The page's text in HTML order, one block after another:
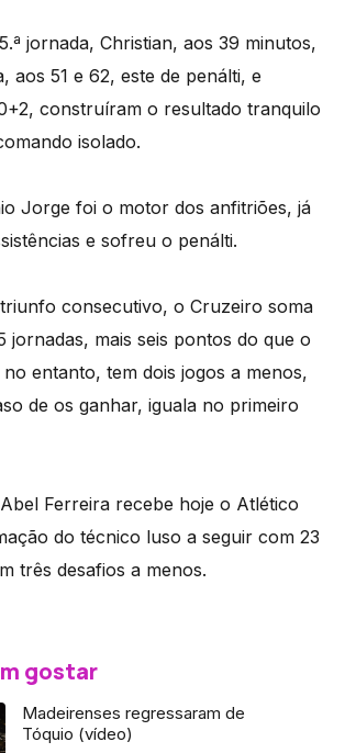
jornada, Christian, aos 39 minutos,
aos 51 e 62, este de penálti, e
construíram o resultado tranquilo
isolado.
Jorge foi o motor dos anfitriões, já
e sofreu o penálti.
consecutivo, o Cruzeiro soma
jornadas, mais seis pontos do que o
entanto, tem dois jogos a menos,
de os ganhar, iguala no primeiro
Ferreira recebe hoje o Atlético
do técnico luso a seguir com 23
três desafios a menos.
gostar
Madeirenses regressaram de
Tóquio (vídeo)